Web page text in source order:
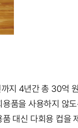
지 4년간 총 30억
품을 사용하지 않
대신 다회용 컵을